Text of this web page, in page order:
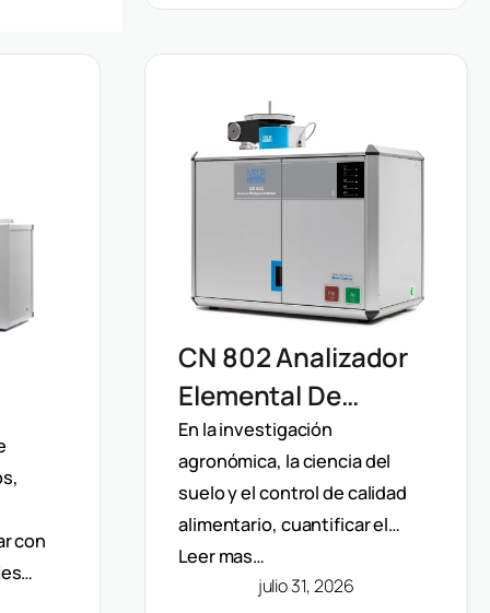
con
CN 802 Analizador
Elemental De
Carbono Y
Nitrógeno Velp:
Determinación
Rápida Por Método
Dumas (TC, TOC,
En la investigación
agronómica, la ciencia del
suelo y el control de calidad
alimentario, cuantificar el…
Leer mas…
julio 31, 2026